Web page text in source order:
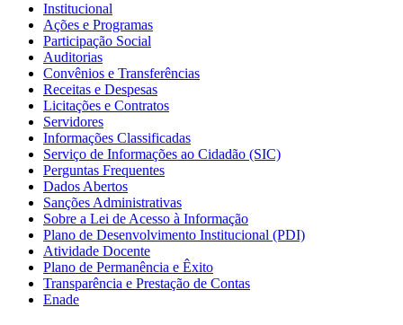
Institucional
Ações e Programas
Participação Social
Auditorias
Convênios e Transferências
Receitas e Despesas
Licitações e Contratos
Servidores
Informações Classificadas
Serviço de Informações ao Cidadão (SIC)
Perguntas Frequentes
Dados Abertos
Sanções Administrativas
Sobre a Lei de Acesso à Informação
Plano de Desenvolvimento Institucional (PDI)
Atividade Docente
Plano de Permanência e Êxito
Transparência e Prestação de Contas
Enade